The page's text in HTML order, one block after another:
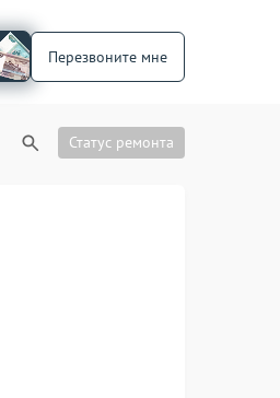
Перезвоните мне
Статус ремонта